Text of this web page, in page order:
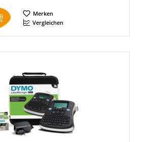
Merken
Vergleichen